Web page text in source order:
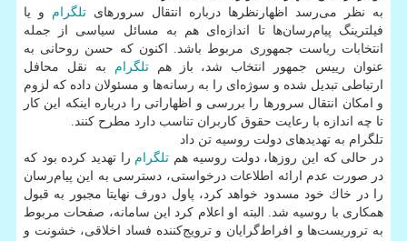
به نظر می‌رسد اظهارنظرها درباره انتقال سرورهای تلگرام و یا
فیلترینگ پیام‌رسان‌ها تا اندازه‌ای هم به مسائل سیاسی از جمله
انتخابات ریاست جمهوری مربوط باشد. اكنون كه حسن روحانی به
عنوان رییس جمهور انتخاب شد، باز همتلگرام به نقل محافل
ارتباطی تبدیل شده و سوژه‌ای را به رسانه‌ها و مسئولان داده كه لزوم
و امكان انتقال سرورها را بررسی و اظهاراتی را درباره اینكه این كار
تا چه اندازه با رعایت حقوق كاربران تناسب دارد مطرح كنند.
تلگرام به تهدیدهای دولت روسیه تن داد
در حالی كه این روزها، دولت روسیه هم تلگرام را تهدید كرده بود كه
در صورت عدم ارائه اطلاعات درخواستی، دسترسی به این پیام‌رسان
را در خاك خود مسدود خواهد كرد، پاول دورف نهایتا مجبور به قبول
همكاری با روسیه شد. البته او اعلام كرد این سامانه، صفحات مربوط
به تروریست‌ها و افراط‌گرایان و ترویج‌كننده فساد اخلاقی، خشونت و